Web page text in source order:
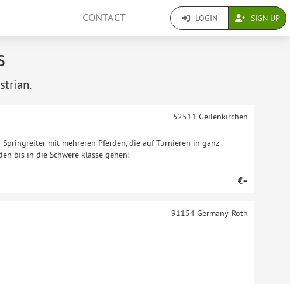
CONTACT LOGIN SIGN UP
mit mehreren Pferden, die auf Turnieren in ganz
bis in die Schwere klasse gehen!
52511 Geilenkirchen
€–
91154Germany-Roth